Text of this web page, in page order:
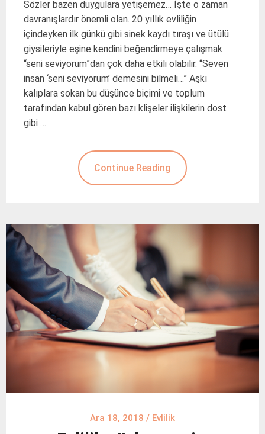
Sözler bazen duygulara yetişemez… İşte o zaman
davranışlardır önemli olan. 20 yıllık evliliğin
içindeyken ilk günkü gibi sinek kaydı tıraşı ve ütülü
giysileriyle eşine kendini beğendirmeye çalışmak
“seni seviyorum”dan çok daha etkili olabilir. “Seven
insan ‘seni seviyorum’ demesini bilmeli…” Aşkı
kalıplara sokan bu düşünce biçimi ve toplum
tarafından kabul gören bazı klişeler ilişkilerin dost
gibi …
Continue Reading
Ara 18, 2018 / Evlilik